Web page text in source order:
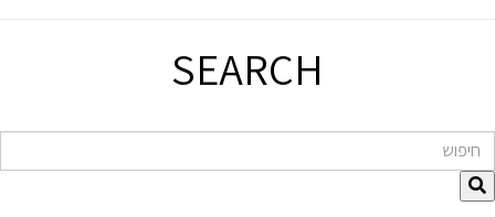
SEARCH
חיפוש